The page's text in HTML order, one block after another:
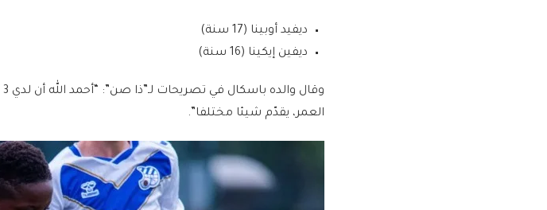
ديفيد أوبينا (17 سنة)
ديفين إيكينا (16 سنة)
العمر، يقدّم شيئا مختلفا”.